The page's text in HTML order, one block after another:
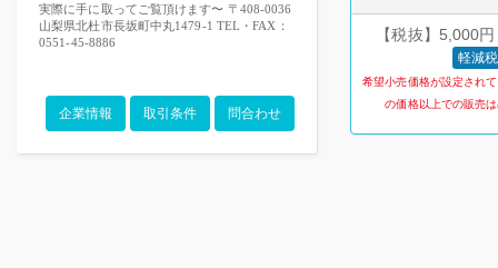
実際に手に取ってご覧頂けます〜 〒408-0036
山梨県北杜市長坂町中丸1479-1 TEL・FAX：
0551-45-8886
企業情報 取引条件 問合わせ
【税抜】5,000
軽減
希望小売価格が設定され
の価格以上での販売